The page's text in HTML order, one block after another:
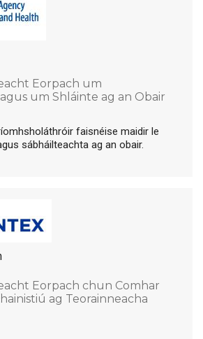
Eorpach um
um Shláinte ag an Obair
faisnéise maidir le
sábháilteachta ag an obair.
Eorpach chun Comhar
ag Teorainneacha